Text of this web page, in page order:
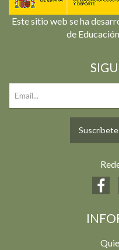
Este sitio web se ha
de